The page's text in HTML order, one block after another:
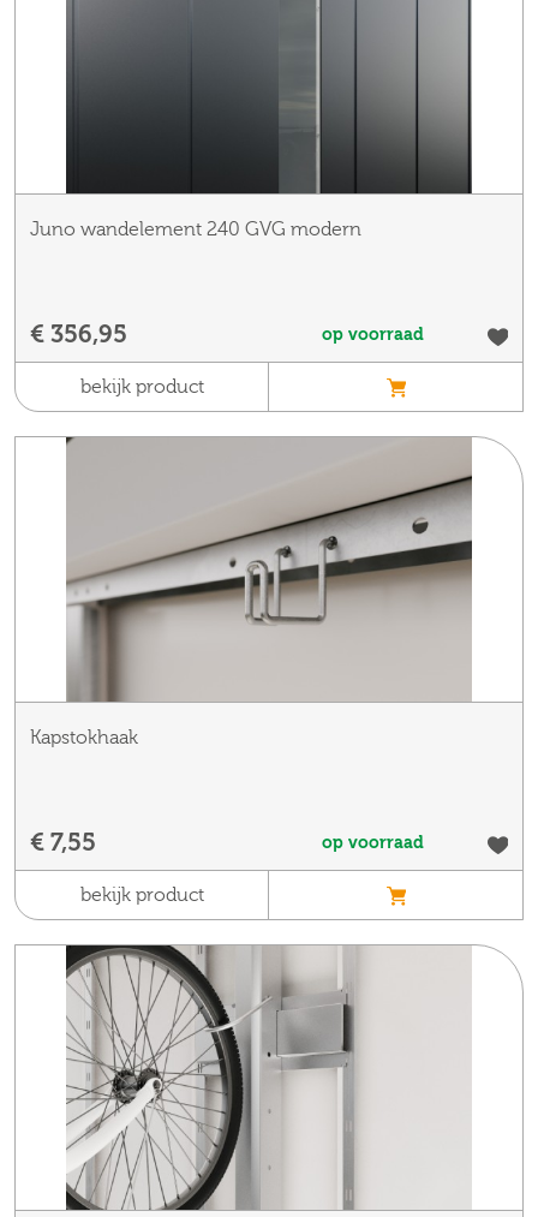
Juno wandelement 240 GVG modern
€ 356,95 op voorraad
bekijk product
Kapstokhaak
€ 7,55 op voorraad
bekijk product